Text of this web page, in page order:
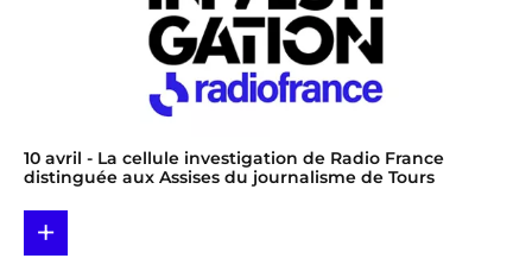
10 avril - La cellule investigation de Radio France
distinguée aux Assises du journalisme de Tours
+